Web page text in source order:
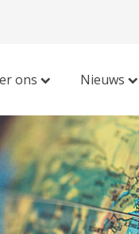
ons Nieuws